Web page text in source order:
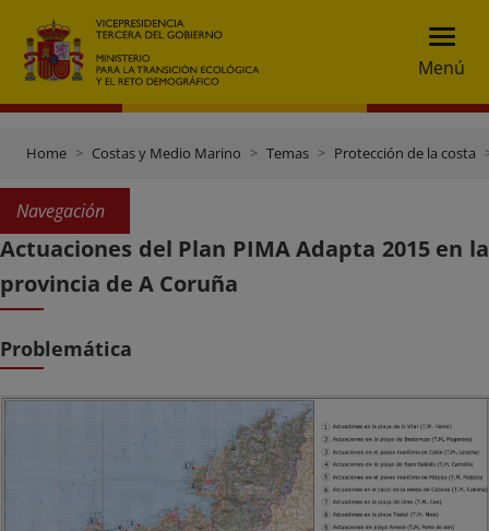
Menú
Home Costas y Medio Marino Temas Protección de la costa
Navegación
Actuaciones del Plan PIMA Adapta 2015 en la
provincia de A Coruña
Problemática